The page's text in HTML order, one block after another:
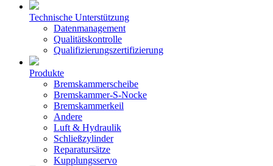
Technische Unterstützung
Datenmanagement
Qualitätskontrolle
Qualifizierungszertifizierung
Produkte
Bremskammerscheibe
Bremskammer-S-Nocke
Bremskammerkeil
Andere
Luft & Hydraulik
Schließzylinder
Reparatursätze
Kupplungsservo